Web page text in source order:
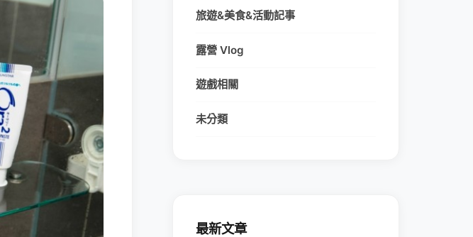
旅遊&美食&活動記事
露營 Vlog
遊戲相關
未分類
最新文章